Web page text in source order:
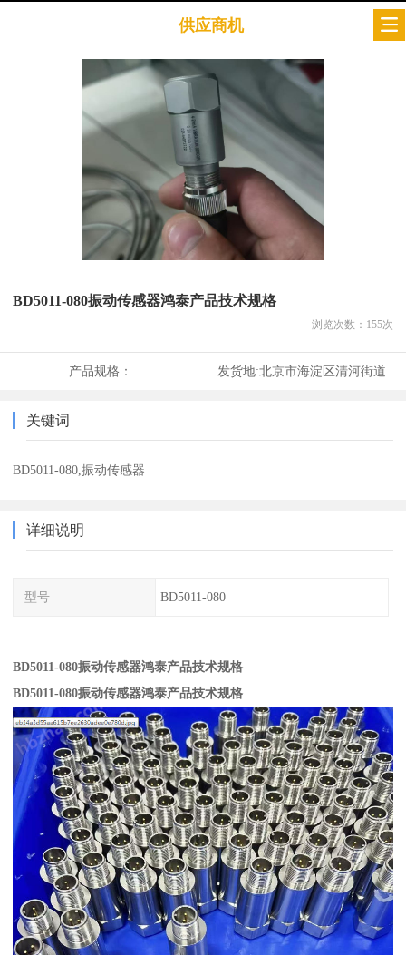
供应商机
BD5011-080振动传感器鸿泰产品技术规格
浏览次数： 155次
产品规格： 发货地:北京市海淀区清河街道
关键词
BD5011-080,振动传感器
详细说明
型号 BD5011-080
BD5011-080振动传感器鸿泰产品技术规格
BD5011-080振动传感器鸿泰产品技术规格